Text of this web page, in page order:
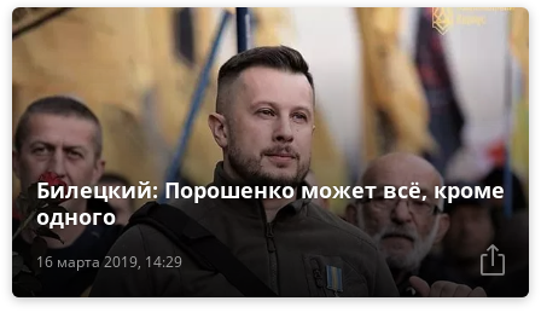
16 марта 2019, 14:29
Билецкий: Порошенко может всё, кроме
одного